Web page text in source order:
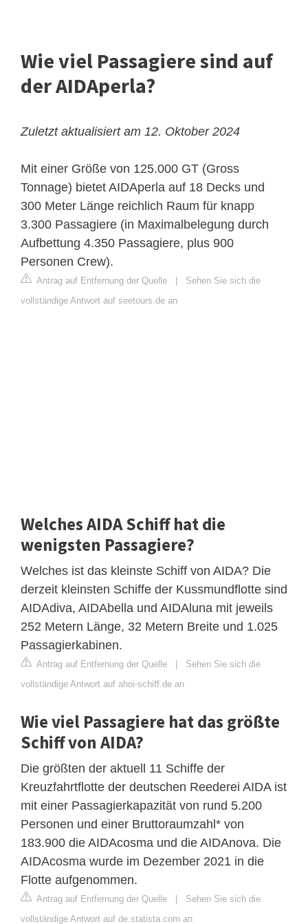
Wie viel Passagiere sind auf
der AIDAperla?
Zuletzt aktualisiert am 12. Oktober 2024
Mit einer Größe von 125.000 GT (Gross
Tonnage) bietet AIDAperla auf 18 Decks und
300 Meter Länge reichlich Raum für knapp
3.300 Passagiere (in Maximalbelegung durch
Aufbettung 4.350 Passagiere, plus 900
Personen Crew).
Antrag auf Entfernung der Quelle
Sehen Sie sich die
vollständige Antwort auf seetours.de an
Welches AIDA Schiff hat die
wenigsten Passagiere?
Welches ist das kleinste Schiff von AIDA? Die
derzeit kleinsten Schiffe der Kussmundflotte sind
AIDAdiva, AIDAbella und AIDAluna mit jeweils
252 Metern Länge, 32 Metern Breite und 1.025
Passagierkabinen.
Antrag auf Entfernung der Quelle
Sehen Sie sich die
vollständige Antwort auf ahoi-schiff.de an
Wie viel Passagiere hat das größte
Schiff von AIDA?
Die größten der aktuell 11 Schiffe der
Kreuzfahrtflotte der deutschen Reederei AIDA ist
mit einer Passagierkapazität von rund 5.200
Personen und einer Bruttoraumzahl* von
183.900 die AIDAcosma und die AIDAnova. Die
AIDAcosma wurde im Dezember 2021 in die
Flotte aufgenommen.
Antrag auf Entfernung der Quelle
Sehen Sie sich die
vollständige Antwort auf de.statista.com an